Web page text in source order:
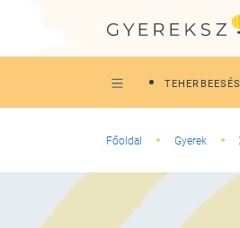
TEHERBEESÉS
Főoldal Gyerek